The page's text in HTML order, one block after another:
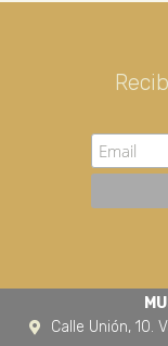
Calle Unión, 10.